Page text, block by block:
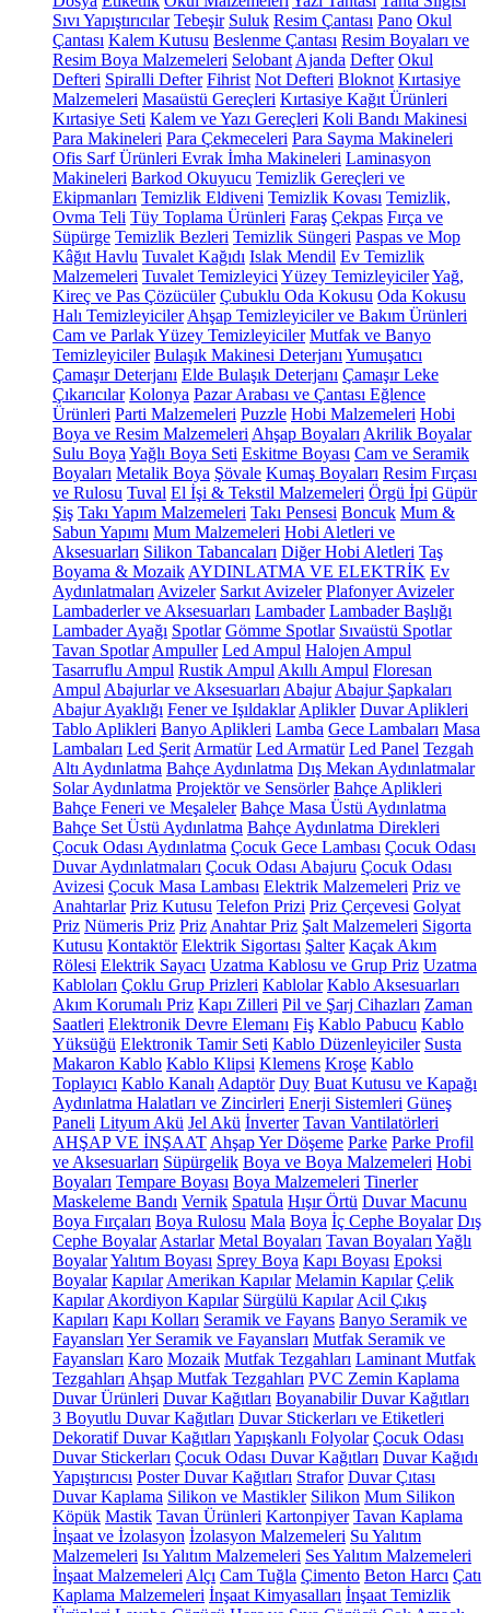
Sıvı Yapıştırıcılar Tebeşir Suluk Resim Çantası Pano Okul
Çantası Kalem Kutusu Beslenme Çantası Resim Boyaları ve
Resim Boya Malzemeleri Selobant Ajanda Defter Okul
Defteri Spiralli Defter Fihrist Not Defteri Bloknot Kırtasiye
Malzemeleri Masaüstü Gereçleri Kırtasiye Kağıt Ürünleri
Kırtasiye Seti Kalem ve Yazı Gereçleri Koli Bandı Makinesi
Para Makineleri Para Çekmeceleri Para Sayma Makineleri
Ofis Sarf Ürünleri Evrak İmha Makineleri Laminasyon
Makineleri Barkod Okuyucu Temizlik Gereçleri ve
Ekipmanları Temizlik Eldiveni Temizlik Kovası Temizlik,
Ovma Teli Tüy Toplama Ürünleri Faraş Çekpas Fırça ve
Süpürge Temizlik Bezleri Temizlik Süngeri Paspas ve Mop
Kâğıt Havlu Tuvalet Kağıdı Islak Mendil Ev Temizlik
Malzemeleri Tuvalet Temizleyici Yüzey TemizleyicilerYağ,
Kireç ve Pas Çözücüler Çubuklu Oda Kokusu Oda Kokusu
Halı Temizleyiciler Ahşap Temizleyiciler ve Bakım Ürünleri
Cam ve Parlak Yüzey Temizleyiciler Mutfak ve Banyo
Temizleyiciler Bulaşık Makinesi Deterjanı Yumuşatıcı
Çamaşır Deterjanı Elde Bulaşık Deterjanı Çamaşır Leke
Çıkarıcılar Kolonya Pazar Arabası ve Çantası Eğlence
Ürünleri Parti Malzemeleri Puzzle Hobi Malzemeleri Hobi
Boya ve Resim Malzemeleri Ahşap Boyaları Akrilik Boyalar
Sulu Boya Yağlı Boya Seti Eskitme Boyası Cam ve Seramik
Boyaları Metalik Boya Şövale Kumaş Boyaları Resim Fırçası
ve Rulosu Tuval El İşi & Tekstil Malzemeleri Örgü İpi Güpür
Şiş Takı Yapım Malzemeleri Takı Pensesi Boncuk Mum &
Sabun Yapımı Mum Malzemeleri Hobi Aletleri ve
Aksesuarları Silikon Tabancaları Diğer Hobi Aletleri Taş
Boyama & Mozaik AYDINLATMA VE ELEKTRİK Ev
Aydınlatmaları Avizeler Sarkıt Avizeler Plafonyer Avizeler
Lambaderler ve Aksesuarları Lambader Lambader Başlığı
Lambader Ayağı Spotlar Gömme Spotlar Sıvaüstü Spotlar
Tavan Spotlar Ampuller Led Ampul Halojen Ampul
Tasarruflu Ampul Rustik Ampul Akıllı Ampul Floresan
Ampul Abajurlar ve Aksesuarları Abajur Abajur Şapkaları
Abajur Ayaklığı Fener ve Işıldaklar Aplikler Duvar Aplikleri
Tablo Aplikleri Banyo Aplikleri Lamba Gece Lambaları Masa
Lambaları Led Şerit Armatür Led Armatür Led Panel Tezgah
Altı Aydınlatma Bahçe Aydınlatma Dış Mekan Aydınlatmalar
Solar Aydınlatma Projektör ve Sensörler Bahçe Aplikleri
Bahçe Feneri ve Meşaleler Bahçe Masa Üstü Aydınlatma
Bahçe Set Üstü Aydınlatma Bahçe Aydınlatma Direkleri
Çocuk Odası Aydınlatma Çocuk Gece Lambası Çocuk Odası
Duvar Aydınlatmaları Çocuk Odası Abajuru Çocuk Odası
Avizesi Çocuk Masa Lambası Elektrik Malzemeleri Priz ve
Anahtarlar Priz Kutusu Telefon Prizi Priz Çerçevesi Golyat
Priz Nümeris Priz Priz Anahtar Priz Şalt Malzemeleri Sigorta
Kutusu Kontaktör Elektrik Sigortası Şalter Kaçak Akım
Rölesi Elektrik Sayacı Uzatma Kablosu ve Grup Priz Uzatma
Kabloları Çoklu Grup Prizleri Kablolar Kablo Aksesuarları
Akım Korumalı Priz Kapı Zilleri Pil ve Şarj Cihazları Zaman
Saatleri Elektronik Devre Elemanı Fiş Kablo Pabucu Kablo
Yüksüğü Elektronik Tamir Seti Kablo Düzenleyiciler Susta
Makaron Kablo Kablo Klipsi Klemens Kroşe Kablo
Toplayıcı Kablo Kanalı Adaptör Duy Buat Kutusu ve Kapağı
Aydınlatma Halatları ve Zincirleri Enerji Sistemleri Güneş
Paneli Lityum Akü Jel Akü İnverter Tavan Vantilatörleri
AHŞAP VE İNŞAAT Ahşap Yer Döşeme Parke Parke Profil
ve Aksesuarları Süpürgelik Boya ve Boya Malzemeleri Hobi
Boyaları Tempare Boyası Boya Malzemeleri Tinerler
Maskeleme Bandı Vernik Spatula Hışır Örtü Duvar Macunu
Boya Fırçaları Boya Rulosu Mala Boya İç Cephe Boyalar Dış
Cephe Boyalar Astarlar Metal Boyaları Tavan Boyaları Yağlı
BoyalarYalıtım Boyası Sprey Boya Kapı Boyası Epoksi
Boyalar Kapılar Amerikan Kapılar Melamin Kapılar Çelik
Kapılar Akordiyon Kapılar Sürgülü Kapılar Acil Çıkış
Kapıları Kapı Kolları Seramik ve Fayans Banyo Seramik ve
Fayansları Yer Seramik ve Fayansları Mutfak Seramik ve
Fayansları Karo Mozaik Mutfak Tezgahları Laminant Mutfak
Tezgahları Ahşap Mutfak Tezgahları PVC Zemin Kaplama
Duvar Ürünleri Duvar Kağıtları Boyanabilir Duvar Kağıtları
3 Boyutlu Duvar Kağıtları Duvar Stickerları ve Etiketleri
Dekoratif Duvar Kağıtları Yapışkanlı Folyolar Çocuk Odası
Duvar Stickerları Çocuk Odası Duvar Kağıtları Duvar Kağıdı
Yapıştırıcısı Poster Duvar Kağıtları Strafor Duvar Çıtası
Duvar Kaplama Silikon ve Mastikler Silikon Mum Silikon
Köpük Mastik Tavan Ürünleri Kartonpiyer Tavan Kaplama
İnşaat ve İzolasyon İzolasyon Malzemeleri Su Yalıtım
Malzemeleri Isı Yalıtım Malzemeleri Ses Yalıtım Malzemeleri
İnşaat Malzemeleri Alçı Cam Tuğla Çimento Beton Harcı Çatı
Kaplama Malzemeleri İnşaat Kimyasalları İnşaat Temizlik